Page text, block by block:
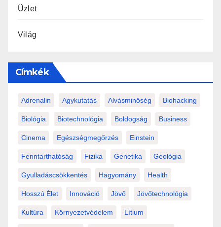
Üzlet
Világ
Címkék
Adrenalin Agykutatás Alvásminőség Biohacking
Biológia Biotechnológia Boldogság Business
Cinema Egészségmegőrzés Einstein
Fenntarthatóság Fizika Genetika Geológia
Gyulladáscsökkentés Hagyomány Health
Hosszú Élet Innováció Jövő Jövőtechnológia
Kultúra Környezetvédelem Lítium